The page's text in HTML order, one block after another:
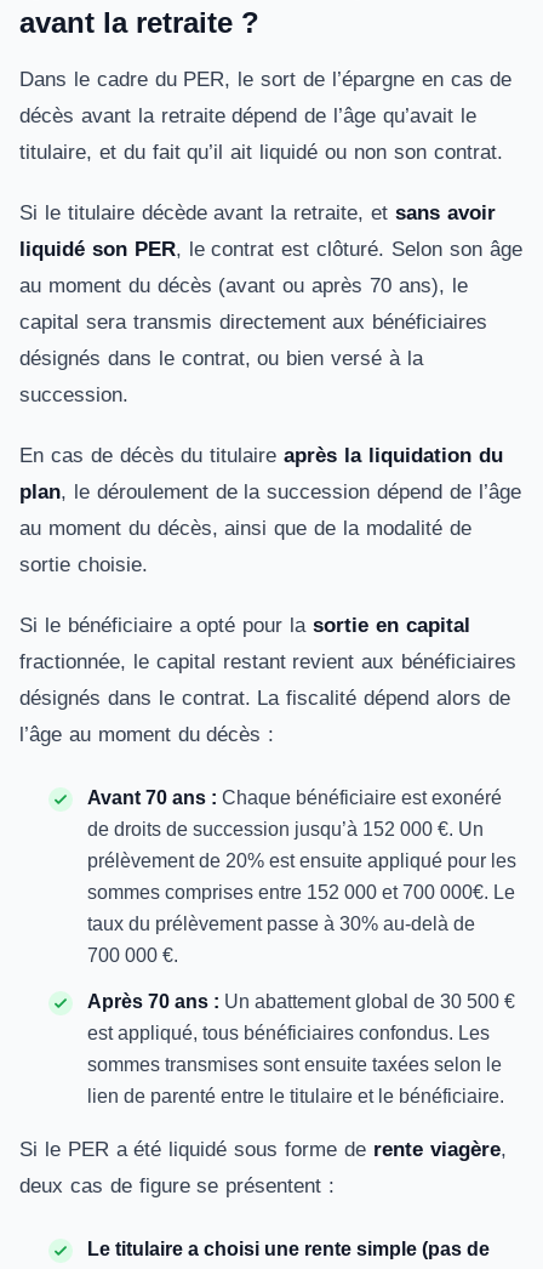
avant la retraite ?
Dans le cadre du PER, le sort de l’épargne en cas de
décès avant la retraite dépend de l’âge qu’avait le
titulaire, et du fait qu’il ait liquidé ou non son contrat.
Si le titulaire décède avant la retraite, et sans avoir
liquidé son PER, le contrat est clôturé. Selon son âge
au moment du décès (avant ou après 70 ans), le
capital sera transmis directement aux bénéficiaires
désignés dans le contrat, ou bien versé à la
succession.
En cas de décès du titulaireaprès la liquidation du
plan, le déroulement de la succession dépend de l’âge
au moment du décès, ainsi que de la modalité de
sortie choisie.
Si le bénéficiaire a opté pour la sortie en capital
fractionnée, le capital restant revient aux bénéficiaires
désignés dans le contrat. La fiscalité dépend alors de
l’âge au moment du décès :
Avant 70 ans : Chaque bénéficiaire est exonéré
de droits de succession jusqu’à 152 000 €. Un
prélèvement de 20% est ensuite appliqué pour les
sommes comprises entre 152 000 et 700 000€. Le
taux du prélèvement passe à 30% au-delà de
700 000 €.
Après 70 ans : Un abattement global de 30 500 €
est appliqué, tous bénéficiaires confondus. Les
sommes transmises sont ensuite taxées selon le
lien de parenté entre le titulaire et le bénéficiaire.
Si le PER a été liquidé sous forme de rente viagère,
deux cas de figure se présentent :
Le titulaire a choisi une rente simple (pas de